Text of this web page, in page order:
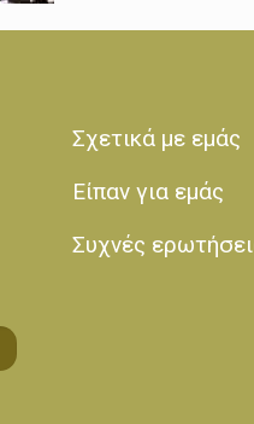
Σχετικά με εμάς
Είπαν για εμάς
Συχνές